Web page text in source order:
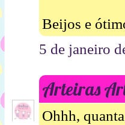
Beijos e
5 de janeiro
Arteiras
Ohhh,